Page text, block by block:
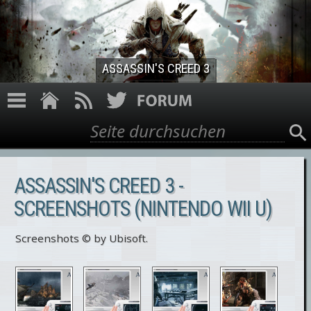
Direkt zum Inhalt
ASSASSIN'S CREED 3
Suchformular
Suche
ASSASSIN'S CREED 3 -
SCREENSHOTS (NINTENDO WII U)
Screenshots © by Ubisoft.